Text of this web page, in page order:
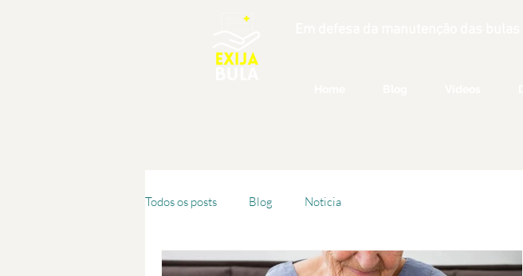
Todos os posts Blog Noticia